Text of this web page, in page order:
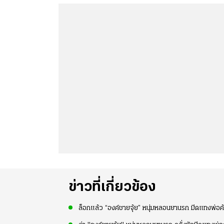
ข่าวที่เกี่ยวข้อง
ล็อกแล้ว “องค์ชายจุ้ย” หนุ่มหลอนยานรก มีดแทงพ่อค้